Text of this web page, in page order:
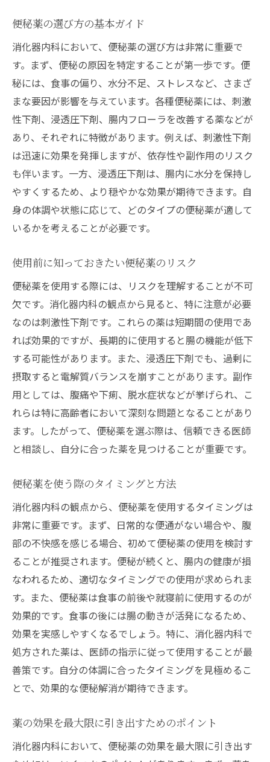
便秘薬の選び方の基本ガイド
消化器内科において、便秘薬の選び方は非常に重要で
す。まず、便秘の原因を特定することが第一歩です。便
秘には、食事の偏り、水分不足、ストレスなど、さまざ
まな要因が影響を与えています。各種便秘薬には、刺激
性下剤、浸透圧下剤、腸内フローラを改善する薬などが
あり、それぞれに特徴があります。例えば、刺激性下剤
は迅速に効果を発揮しますが、依存性や副作用のリスク
も伴います。一方、浸透圧下剤は、腸内に水分を保持し
やすくするため、より穏やかな効果が期待できます。自
身の体調や状態に応じて、どのタイプの便秘薬が適して
いるかを考えることが必要です。
使用前に知っておきたい便秘薬のリスク
便秘薬を使用する際には、リスクを理解することが不可
欠です。消化器内科の観点から見ると、特に注意が必要
なのは刺激性下剤です。これらの薬は短期間の使用であ
れば効果的ですが、長期的に使用すると腸の機能が低下
する可能性があります。また、浸透圧下剤でも、過剰に
摂取すると電解質バランスを崩すことがあります。副作
用としては、腹痛や下痢、脱水症状などが挙げられ、こ
れらは特に高齢者において深刻な問題となることがあり
ます。したがって、便秘薬を選ぶ際は、信頼できる医師
と相談し、自分に合った薬を見つけることが重要です。
便秘薬を使う際のタイミングと方法
消化器内科の観点から、便秘薬を使用するタイミングは
非常に重要です。まず、日常的な便通がない場合や、腹
部の不快感を感じる場合、初めて便秘薬の使用を検討す
ることが推奨されます。便秘が続くと、腸内の健康が損
なわれるため、適切なタイミングでの使用が求められま
す。また、便秘薬は食事の前後や就寝前に使用するのが
効果的です。食事の後には腸の動きが活発になるため、
効果を実感しやすくなるでしょう。特に、消化器内科で
処方された薬は、医師の指示に従って使用することが最
善策です。自分の体調に合ったタイミングを見極めるこ
とで、効果的な便秘解消が期待できます。
薬の効果を最大限に引き出すためのポイント
消化器内科において、便秘薬の効果を最大限に引き出す